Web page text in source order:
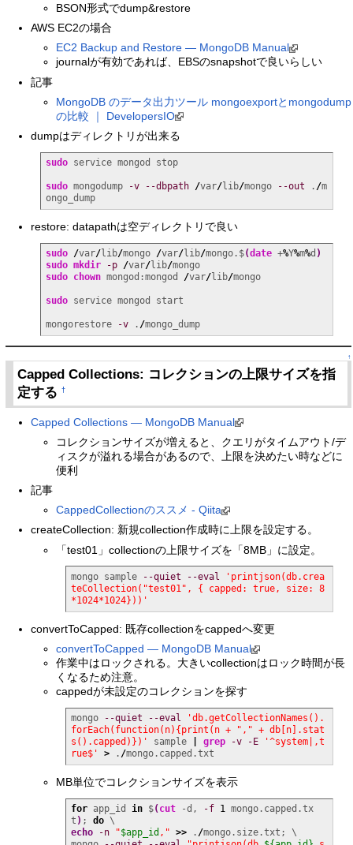
BSON形式でdump&restore
AWS EC2の場合
EC2 Backup and Restore — MongoDB Manual
journalが有効であれば、EBSのsnapshotで良いらしい
記事
MongoDB のデータ出力ツール mongoexportとmongodump
の比較 ｜ DevelopersIO
dumpはディレクトリが出来る
sudo service mongod stop
sudo mongodump -v --dbpath /var/lib/mongo --out . /m
ongo_dump
restore: datapathは空ディレクトリで良い
sudo /var/lib/mongo /var/lib/mongo.$(date +%Y%m%d )
sudo mkdir -p /var/lib/
mongo
sudo chown mongod:mongod /var/lib/mongo
sudo service mongod start
mongorestore -v . /mongo_dump
↑
Capped Collections: コレクションの上限サイズを指
定する†
Capped Collections — MongoDB Manual
コレクションサイズが増えると、クエリがタイムアウト/デ
ィスクが溢れる場合があるので、上限を決めたい時などに
便利
記事
CappedCollectionのススメ - Qiita
createCollection: 新規collection作成時に上限を設定する。
「test01」collectionの上限サイズを「8MB」に設定。
mongo sample --quiet --eval
'printjson(db.crea
teCollection("test01", { capped: true, size: 8
*1024*1024}))'
convertToCapped: 既存collectionをcappedへ変更
convertToCapped — MongoDB Manual
作業中はロックされる。大きいcollectionはロック時間が長
くなるため注意。
cappedが未設定のコレクションを探す
mongo --quiet --eval
'db.getCollectionNames().
forEach(function(n){print(n + "," + db[n].stat
s().capped)})'
sample grep -v -E
'^system|,t
rue$'
> . /mongo.capped.txt
MB単位でコレクションサイズを表示
for app_id in $( cut -d, -f 1 mongo.capped.tx
t ) ; do
echo
-n "$app_id ," >> . /mongo.size.txt; \